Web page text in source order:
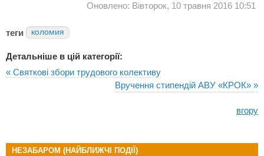
Оновлено: Вівторок, 10 травня 2016 10:51
теги коломия
Детальніше в цій категорії:
« Святкові збори трудового колективу
Вручення стипендій АВУ «КРОК» »
вгору
НЕЗАБАРОМ (НАЙБЛИЖЧІ ПОДІЇ)